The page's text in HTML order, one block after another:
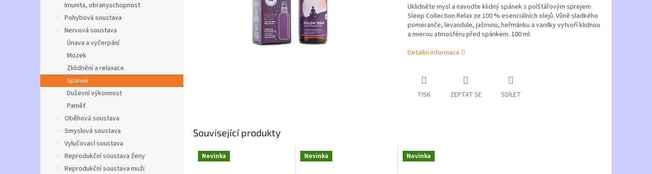
Imunita, obranyschopnost
Pohybová soustava
Nervová soustava
Únava a vyčerpání
Mozek
Zklidnění a relaxace
Spánek
Duševní výkonnost
Paměť
Oběhová soustava
Smyslová soustava
Vylučovací soustava
Reprodukční soustava ženy
Reprodukční soustava muži
Uklidněte mysl a navodte klidný spánek s polštářovým sprejem
Sleep Collection Relax ze 100 % esenciálních olejů. Vůně sladkého
pomeranče, levandule, jašminu, heřmánku a vanilky vytvoří klidnou
a mierou atmosféru před spánkem. 100 ml.
Detailní informace
TISK ZEPTAT SE SDÍLET
Související produkty
Novinka Novinka Novinka